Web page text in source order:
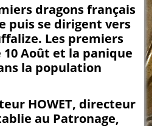
dragons français
puis se dirigent vers
Les premiers
Août et la panique
la population
HOWET, directeur
au Patronage,